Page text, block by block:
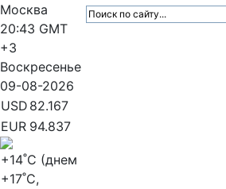
Москва
20:43 GMT
+3
Воскресенье
09-08-2026
USD 82.167
EUR 94.837
+14˚C (днем
+17˚C,